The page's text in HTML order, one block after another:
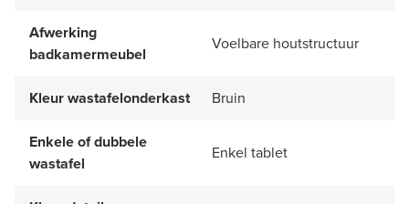
Afwerking
badkamermeubel
Voelbare houtstructuur
Kleur wastafelonderkast Bruin
Enkele of dubbele
wastafel
Enkel tablet